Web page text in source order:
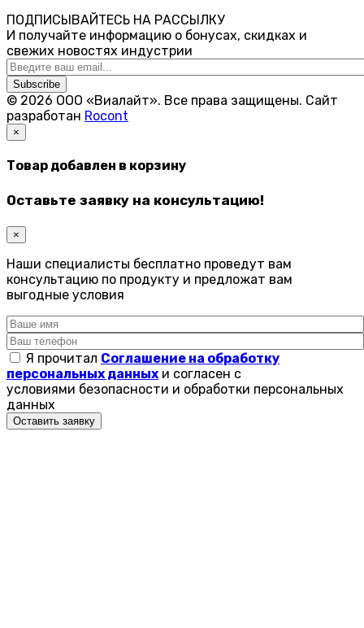
ПОДПИСЫВАЙТЕСЬ НА РАССЫЛКУ
И получайте информацию о бонусах, скидках и
свежих новостях индустрии
Subscribe
© 2026 ООО «Виалайт». Все права защищены. Cайт
разработан Rocont
×
Товар добавлен в корзину
Оставьте заявку на консультацию!
×
Наши специалисты бесплатно проведут вам
консультацию по продукту и предложат вам
выгодные условия
Я прочитал Соглашение на обработку
персональных данных и согласен с
условиями безопасности и обработки персональных
данных
Оставить заявку